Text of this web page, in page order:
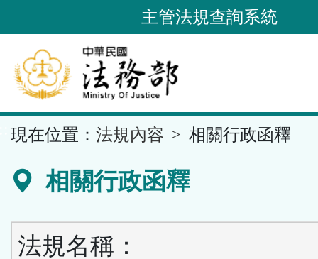
到
要
內
容
區
主管法規查詢系統
現在位置： 法規內容 相關行政函釋
相關行政函釋
法規名稱：